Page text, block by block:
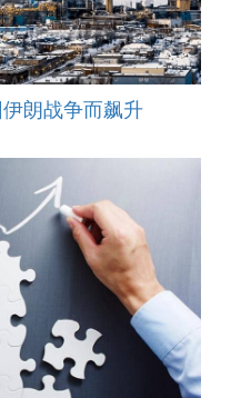
朗战争而飙升